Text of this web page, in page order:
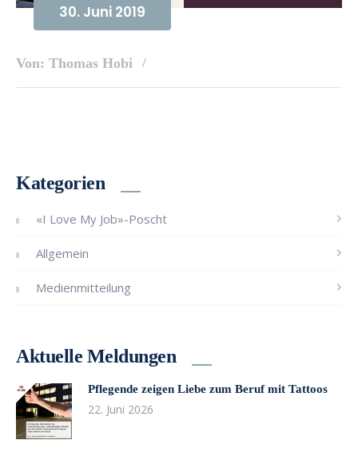
30. Juni 2019
Von: Thomas Hobi
Kategorien
«I Love My Job»-Poscht
Allgemein
Medienmitteilung
Aktuelle Meldungen
Pflegende zeigen Liebe zum Beruf mit Tattoos
22. Juni 2026